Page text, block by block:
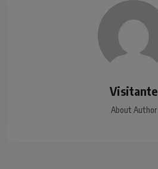
Visitante
About Author